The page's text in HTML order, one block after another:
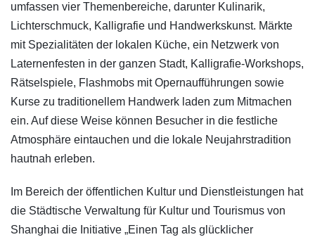
umfassen vier Themenbereiche, darunter Kulinarik,
Lichterschmuck, Kalligrafie und Handwerkskunst. Märkte
mit Spezialitäten der lokalen Küche, ein Netzwerk von
Laternenfesten in der ganzen Stadt, Kalligrafie-Workshops,
Rätselspiele, Flashmobs mit Opernaufführungen sowie
Kurse zu traditionellem Handwerk laden zum Mitmachen
ein. Auf diese Weise können Besucher in die festliche
Atmosphäre eintauchen und die lokale Neujahrstradition
hautnah erleben.
Im Bereich der öffentlichen Kultur und Dienstleistungen hat
die Städtische Verwaltung für Kultur und Tourismus von
Shanghai die Initiative „Einen Tag als glücklicher